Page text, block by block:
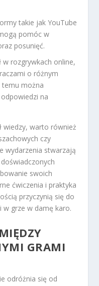
takie jak YouTube
pomóc w
posunięć.
w rozgrywkach online,
o różnym
temu można
na
wiedzy, warto również
czy
wydarzenia stwarzają
swoich
ćwiczenia i praktyka
przyczynią się do
grze w damę karo.
GRAMI
odróżnia się od